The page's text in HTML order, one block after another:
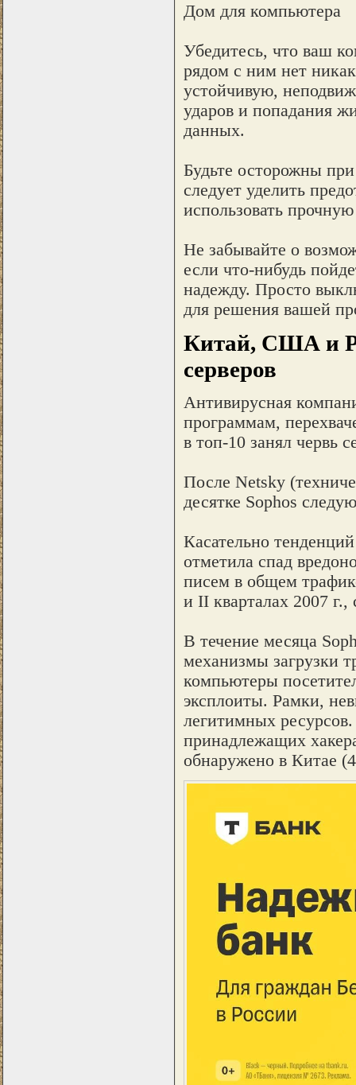
Дом для компьютера
Убедитесь, что ваш
рядом с ним нет
устойчивую,
ударов и попадания
данных.
Будьте осторожны
следует уделить
использовать
Не забывайте о
если что-нибудь
надежду. Просто
для решения вашей
Китай, США и
серверов
Антивирусная
программам,
в топ-10 занял червь
После Netsky
десятке Sophos
Касательно
отметила спад
писем в общем
и II кварталах 2007
В течение месяца
механизмы загрузки
компьютеры
эксплоиты. Рамки,
легитимных
принадлежащих
обнаружено в Китае